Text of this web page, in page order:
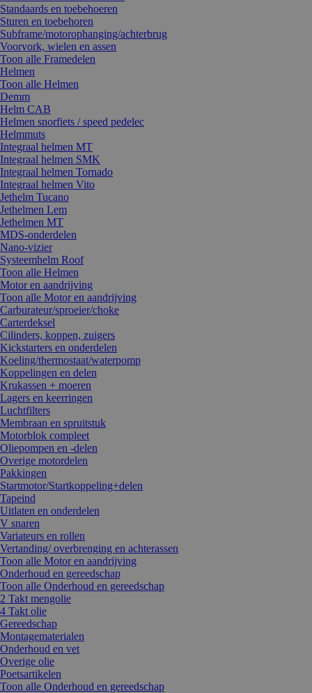
Standaards en toebehoeren
Sturen en toebehoren
Subframe/motorophanging/achterbrug
Voorvork, wielen en assen
Toon alle Framedelen
Helmen
Toon alle Helmen
Demm
Helm CAB
Helmen snorfiets / speed pedelec
Helmmuts
Integraal helmen MT
Integraal helmen SMK
Integraal helmen Tornado
Integraal helmen Vito
Jethelm Tucano
Jethelmen Lem
Jethelmen MT
MDS-onderdelen
Nano-vizier
Systeemhelm Roof
Toon alle Helmen
Motor en aandrijving
Toon alle Motor en aandrijving
Carburateur/sproeier/choke
Carterdeksel
Cilinders, koppen, zuigers
Kickstarters en onderdelen
Koeling/thermostaat/waterpomp
Koppelingen en delen
Krukassen + moeren
Lagers en keerringen
Luchtfilters
Membraan en spruitstuk
Motorblok compleet
Oliepompen en -delen
Overige motordelen
Pakkingen
Startmotor/Startkoppeling+delen
Tapeind
Uitlaten en onderdelen
V snaren
Variateurs en rollen
Vertanding/ overbrenging en achterassen
Toon alle Motor en aandrijving
Onderhoud en gereedschap
Toon alle Onderhoud en gereedschap
2 Takt mengolie
4 Takt olie
Gereedschap
Montagematerialen
Onderhoud en vet
Overige olie
Poetsartikelen
Toon alle Onderhoud en gereedschap